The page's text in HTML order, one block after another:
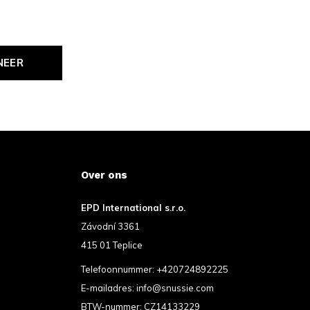
Over ons
EPD International s.r.o.
Závodní 3361
415 01 Teplice
Telefoonnummer: +420724892225
E-mailadres: info@snussie.com
BTW-nummer: CZ14133229